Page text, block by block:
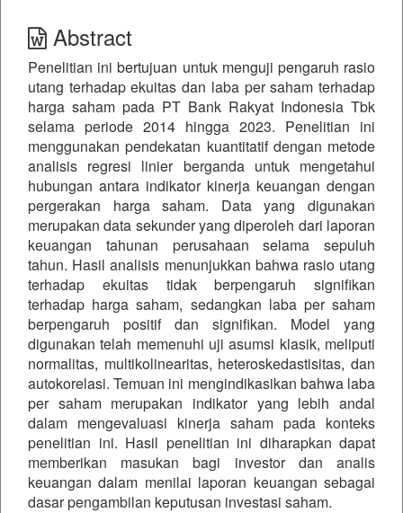
Abstract
Penelitian ini bertujuan untuk menguji pengaruh rasio
utang terhadap ekuitas dan laba per saham terhadap
harga saham pada PT Bank Rakyat Indonesia Tbk
selama periode 2014 hingga 2023. Penelitian ini
menggunakan pendekatan kuantitatif dengan metode
analisis regresi linier berganda untuk mengetahui
hubungan antara indikator kinerja keuangan dengan
pergerakan harga saham. Data yang digunakan
merupakan data sekunder yang diperoleh dari laporan
keuangan tahunan perusahaan selama sepuluh
tahun. Hasil analisis menunjukkan bahwa rasio utang
terhadap ekuitas tidak berpengaruh signifikan
terhadap harga saham, sedangkan laba per saham
berpengaruh positif dan signifikan. Model yang
digunakan telah memenuhi uji asumsi klasik, meliputi
normalitas, multikolinearitas, heteroskedastisitas, dan
autokorelasi. Temuan ini mengindikasikan bahwa laba
per saham merupakan indikator yang lebih andal
dalam mengevaluasi kinerja saham pada konteks
penelitian ini. Hasil penelitian ini diharapkan dapat
memberikan masukan bagi investor dan analis
keuangan dalam menilai laporan keuangan sebagai
dasar pengambilan keputusan investasi saham.